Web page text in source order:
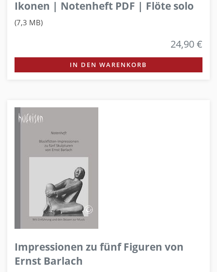
Ikonen | Notenheft PDF | Flöte solo
(7,3 MB)
24,90 €
IN DEN WARENKORB
Impressionen zu fünf Figuren von
Ernst Barlach